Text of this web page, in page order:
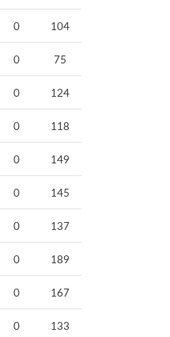
0
104
0
75
0
124
0
118
0
149
0
145
0
137
0
189
0
167
0
133